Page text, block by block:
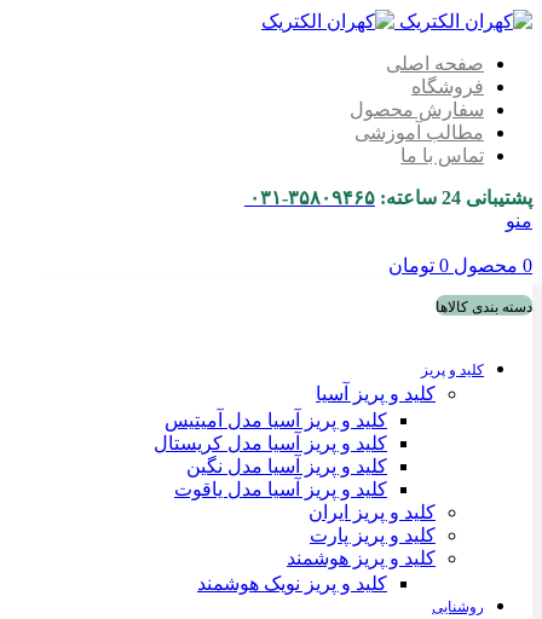
صفحه اصلی
فروشگاه
سفارش محصول
مطالب آموزشی
تماس با ما
پشتیبانی 24 ساعته:
۳۵۸۰۹۴۶۵-۰۳۱
منو
0 محصول 0 تومان
دسته بندی کالاها
کلید و پریز
کلید و پریز آسیا
کلید و پریز آسیا مدل آمیتیس
کلید و پریز آسیا مدل کریستال
کلید و پریز آسیا مدل نگین
کلید و پریز آسیا مدل یاقوت
کلید و پریز ایران
کلید و پریز پارت
کلید و پریز هوشمند
کلید و پریز نویک هوشمند
روشنایی